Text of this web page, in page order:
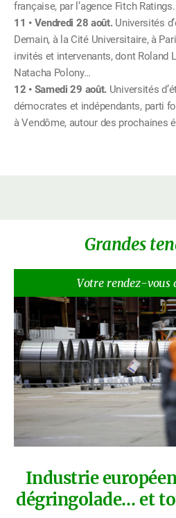
française, par l’agence Fitch Ratings.
Vendredi 28 août.Universités
Demain, à la Cité Universitaire, à
invités et intervenants, dont Roland
Natacha Polony…
Samedi 29 août. Universités
démocrates et indépendants, parti
à Vendôme, autour des prochaines
Grandes
Votre rendez-vous
Industrie
dégringolade… et